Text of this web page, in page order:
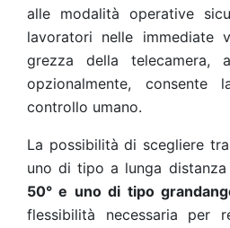
alle modalità operative
lavoratori nelle immediate
grezza della telecamera,
opzionalmente,
controllo umano.
La possibilità di scegliere
uno di tipo a lunga distanza
50° e uno di tipo
flessibilità necessaria per